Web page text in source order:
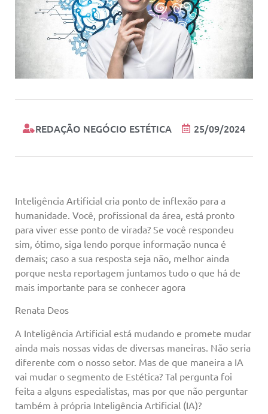
REDAÇÃO NEGÓCIO ESTÉTICA 25/09/2024
Inteligência Artificial cria ponto de inflexão para a
humanidade. Você, profissional da área, está pronto
para viver esse ponto de virada? Se você respondeu
sim, ótimo, siga lendo porque informação nunca é
demais; caso a sua resposta seja não, melhor ainda
porque nesta reportagem juntamos tudo o que há de
mais importante para se conhecer agora
Renata Deos
A Inteligência Artificial está mudando e promete mudar
ainda mais nossas vidas de diversas maneiras. Não seria
diferente com o nosso setor. Mas de que maneira a IA
vai mudar o segmento de Estética? Tal pergunta foi
feita a alguns especialistas, mas por que não perguntar
também à própria Inteligência Artificial (IA)?